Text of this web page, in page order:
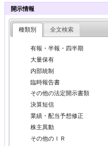
開示情報
種類別 全文検索
有報・半報・四半期
大量保有
内部統制
臨時報告書
その他の法定開示書類
決算短信
業績・配当予想修正
株主異動
その他のＩＲ